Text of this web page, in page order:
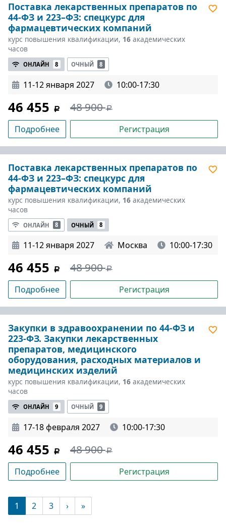
Поставка лекарственных препаратов по
44-ФЗ и 223–ФЗ: спецкурс для
фармацевтических компаний
курс повышения квалификации, 16 академических
часов
ОНЛАЙН 8 ОЧНЫЙ 8
11-12 января 2027 10:00-17:30
46 455 48 900
Подробнее Регистрация
Поставка лекарственных препаратов по
44-ФЗ и 223–ФЗ: спецкурс для
фармацевтических компаний
курс повышения квалификации, 16 академических
часов
ОНЛАЙН 8 ОЧНЫЙ 8
11-12 января 2027 Москва 10:00-17:30
46 455 48 900
Подробнее Регистрация
Закупки в здравоохранении по 44-ФЗ и
223-ФЗ. Закупки лекарственных
препаратов, медицинского
оборудования, расходных материалов и
медицинских изделий
курс повышения квалификации, 16 академических
часов
ОНЛАЙН 9 ОЧНЫЙ 9
17-18 февраля 2027 10:00-17:30
46 455 48 900
Подробнее Регистрация
1 (текущая)
2 3 › »